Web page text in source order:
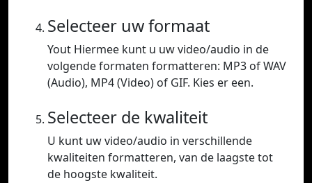
Selecteer uw formaat
Yout Hiermee kunt u uw video/audio in de
volgende formaten formatteren: MP3 of WAV
(Audio), MP4 (Video) of GIF. Kies er een.
Selecteer de kwaliteit
U kunt uw video/audio in verschillende
kwaliteiten formatteren, van de laagste tot
de hoogste kwaliteit.